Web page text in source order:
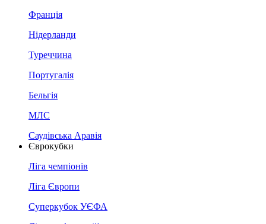
Франція
Нідерланди
Туреччина
Португалія
Бельгія
МЛС
Саудівська Аравія
Єврокубки
Ліга чемпіонів
Ліга Європи
Суперкубок УЄФА